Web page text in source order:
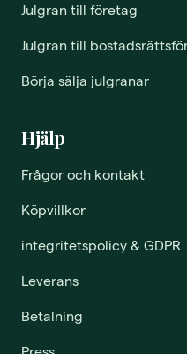
Julgran till företag
Julgran till
Börja sälja julgranar
Hjälp
Frågor och kontakt
Köpvillkor
integritetspolicy & GDPR
Leverans
Betalning